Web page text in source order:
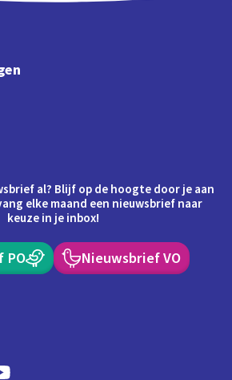
al? Blijf op de hoogte door je aan
elke maand een nieuwsbrief naar
keuze in je inbox!
PO Nieuwsbrief VO